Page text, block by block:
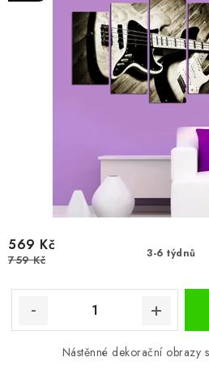
3-6 týdnů
569 Kč
759 Kč
Nástěnné dekorační obrazy